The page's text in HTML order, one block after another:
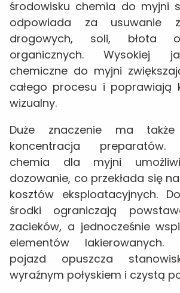
środowisku chemia do myjni
odpowiada za usuwanie
drogowych, soli, błota
organicznych. Wysokiej
chemiczne do myjni
całego procesu i poprawiają
wizualny.
Duże znaczenie ma także
koncentracja preparatów.
chemia dla myjni
dozowanie, co przekłada się
kosztów eksploatacyjnych.
środki ograniczają
zacieków, a jednocześnie
elementów
pojazd opuszcza
wyraźnym połyskiem i czystą